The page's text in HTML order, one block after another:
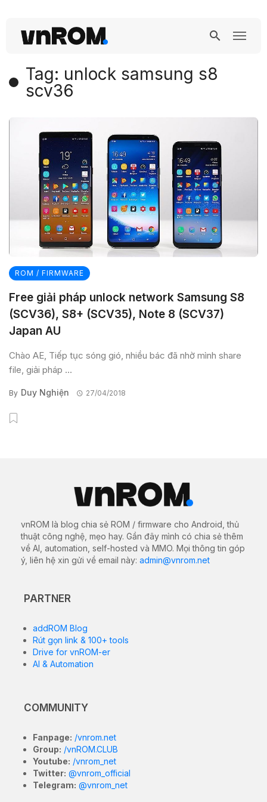
Tag: unlock samsung s8
scv36
ROM / FIRMWARE
Free giải pháp unlock network Samsung S8
(SCV36), S8+ (SCV35), Note 8 (SCV37)
Japan AU
Chào AE, Tiếp tục sóng gió, nhiều bác đã nhờ mình share
file, giải pháp ...
By Duy Nghiện 27/04/2018
vnROM là blog chia sẻ ROM / firmware cho Android, thủ
thuật công nghệ, mẹo hay. Gần đây mình có chia sẻ thêm
về AI, automation, self-hosted và MMO. Mọi thông tin góp
ý, liên hệ xin gửi về email này: admin@vnrom.net
PARTNER
addROM Blog
Rút gọn link & 100+ tools
Drive for vnROM-er
AI & Automation
COMMUNITY
Fanpage: /vnrom.net
Group: /vnROM.CLUB
Youtube: /vnrom_net
Twitter: @vnrom_official
Telegram: @vnrom_net